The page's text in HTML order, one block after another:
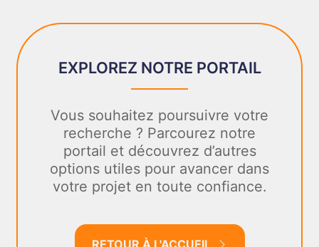
EXPLOREZ NOTRE PORTAIL
Vous souhaitez poursuivre votre
recherche ? Parcourez notre
portail et découvrez d’autres
options utiles pour avancer dans
votre projet en toute confiance.
RETOUR À L'ACCUEIL